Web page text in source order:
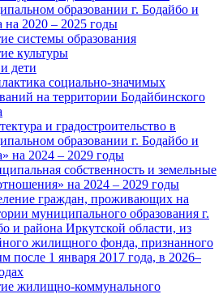
образовании г. Бодайбо и
на 2020 – 2025 годы
системы образования
культуры
дети
социально-значимых
на территории Бодайбинского
и градостроительство в
образовании г. Бодайбо и
на 2024 – 2029 годы
собственность и земельные
на 2024 – 2029 годы
граждан, проживающих на
муниципального образования г.
и района Иркутской области, из
жилищного фонда, признанного
после 1 января 2017 года, в 2026–
жилищно-коммунального